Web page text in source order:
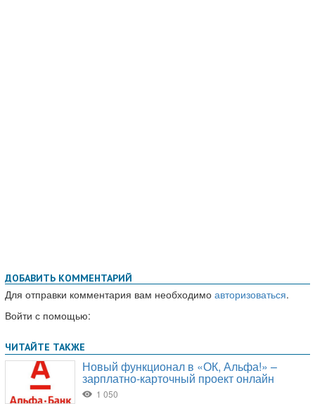
ДОБАВИТЬ КОММЕНТАРИЙ
Для отправки комментария вам необходимо авторизоваться.
Войти с помощью: